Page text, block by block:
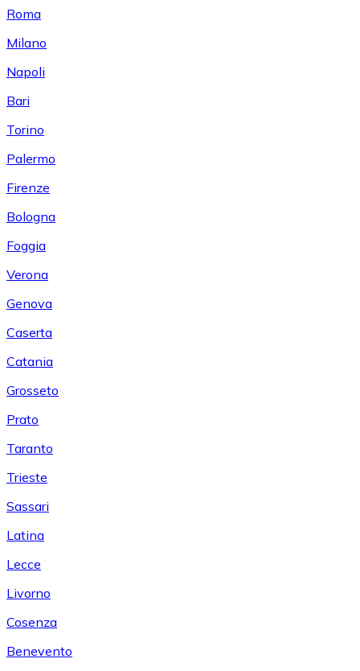
Roma
Milano
Napoli
Bari
Torino
Palermo
Firenze
Bologna
Foggia
Verona
Genova
Caserta
Catania
Grosseto
Prato
Taranto
Trieste
Sassari
Latina
Lecce
Livorno
Cosenza
Benevento